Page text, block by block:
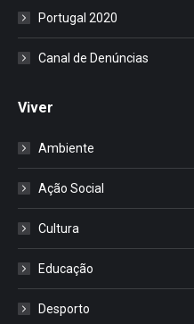
Portugal 2020
Canal de Denúncias
Viver
Ambiente
Ação Social
Cultura
Educação
Desporto